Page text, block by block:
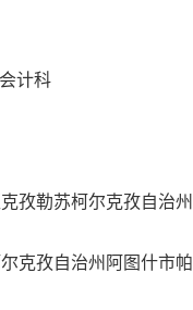
计科
孜勒苏柯尔克孜自治州
克孜自治州阿图什市帕